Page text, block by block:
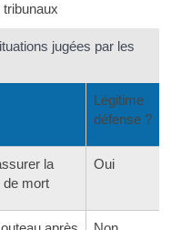
jugées par les
Légitime
défense ?
la
de mort
Oui